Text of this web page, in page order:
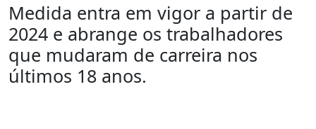
Medida entra em vigor a partir de
2024 e abrange os trabalhadores
que mudaram de carreira nos
últimos 18 anos.